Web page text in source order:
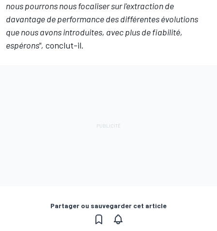
nous pourrons nous focaliser sur l'extraction de
davantage de performance des différentes évolutions
que nous avons introduites, avec plus de fiabilité,
espérons", conclut-il.
Partager ou sauvegarder cet article